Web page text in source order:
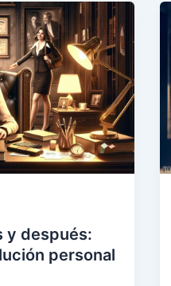
y después:
personal